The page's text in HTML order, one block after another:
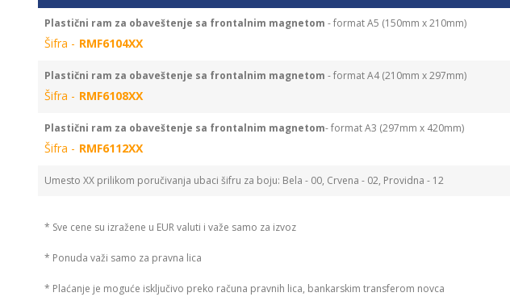
Plastični ram za obaveštenje sa frontalnim magnetom - format A5 (150mm x 210mm)
Šifra - RMF6104XX
Plastični ram za obaveštenje sa frontalnim magnetom - format A4 (210mm x 297mm)
Šifra - RMF6108XX
Plastični ram za obaveštenje sa frontalnim magnetom- format A3 (297mm x 420mm)
Šifra - RMF6112XX
Umesto XX prilikom poručivanja ubaci šifru za boju: Bela - 00, Crvena - 02, Providna - 12
* Sve cene su izražene u EUR valuti i važe samo za izvoz
* Ponuda važi samo za pravna lica
* Plaćanje je moguće isključivo preko računa pravnih lica, bankarskim transferom novca